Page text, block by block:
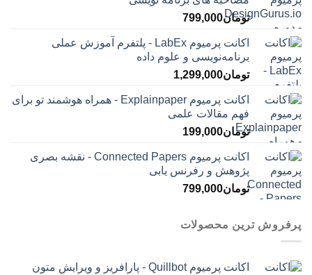
تومان799,000
اکانت پرمیوم LabEx - پلتفرم آموزش عملی
برنامه‌نویسی و علوم داده
تومان1,299,000
اکانت پرمیوم Explainpaper - همراه هوشمند تو برای
فهم مقالات علمی
تومان199,000
اکانت پرمیوم Connected Papers - نقشه بصری
پژوهش و رفرنس یابی
تومان799,000
پرفروش ترین محصولات
اکانت پرمیوم Quillbot - پارافریز و ویرایش متون